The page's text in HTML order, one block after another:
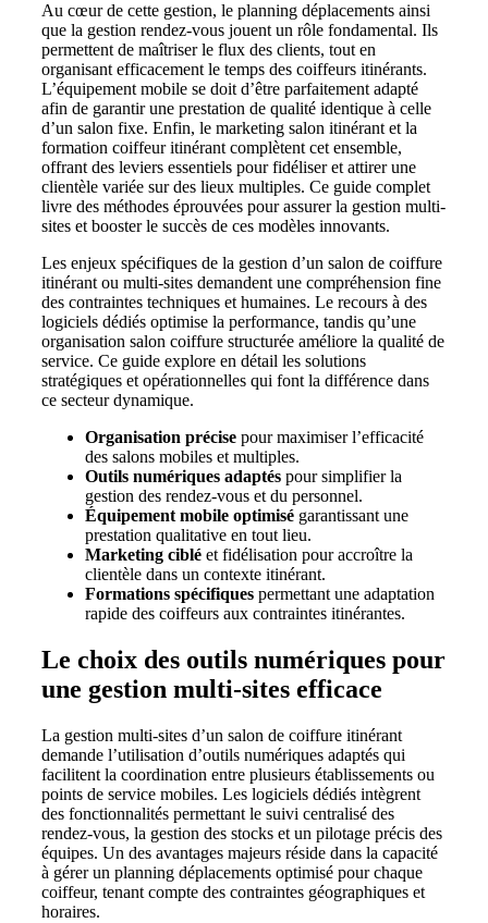
Au cœur de cette gestion, le planning déplacements ainsi
que la gestion rendez-vous jouent un rôle fondamental. Ils
permettent de maîtriser le flux des clients, tout en
organisant efficacement le temps des coiffeurs itinérants.
L’équipement mobile se doit d’être parfaitement adapté
afin de garantir une prestation de qualité identique à celle
d’un salon fixe. Enfin, le marketing salon itinérant et la
formation coiffeur itinérant complètent cet ensemble,
offrant des leviers essentiels pour fidéliser et attirer une
clientèle variée sur des lieux multiples. Ce guide complet
livre des méthodes éprouvées pour assurer la gestion multi-
sites et booster le succès de ces modèles innovants.
Les enjeux spécifiques de la gestion d’un salon de coiffure
itinérant ou multi-sites demandent une compréhension fine
des contraintes techniques et humaines. Le recours à des
logiciels dédiés optimise la performance, tandis qu’une
organisation salon coiffure structurée améliore la qualité de
service. Ce guide explore en détail les solutions
stratégiques et opérationnelles qui font la différence dans
ce secteur dynamique.
Organisation précise pour maximiser l’efficacité
des salons mobiles et multiples.
Outils numériques adaptés pour simplifier la
gestion des rendez-vous et du personnel.
Équipement mobile optimisé garantissant une
prestation qualitative en tout lieu.
Marketing ciblé et fidélisation pour accroître la
clientèle dans un contexte itinérant.
Formations spécifiques permettant une adaptation
rapide des coiffeurs aux contraintes itinérantes.
Le choix des outils numériques pour
une gestion multi-sites efficace
La gestion multi-sites d’un salon de coiffure itinérant
demande l’utilisation d’outils numériques adaptés qui
facilitent la coordination entre plusieurs établissements ou
points de service mobiles. Les logiciels dédiés intègrent
des fonctionnalités permettant le suivi centralisé des
rendez-vous, la gestion des stocks et un pilotage précis des
équipes. Un des avantages majeurs réside dans la capacité
à gérer un planning déplacements optimisé pour chaque
coiffeur, tenant compte des contraintes géographiques et
horaires.